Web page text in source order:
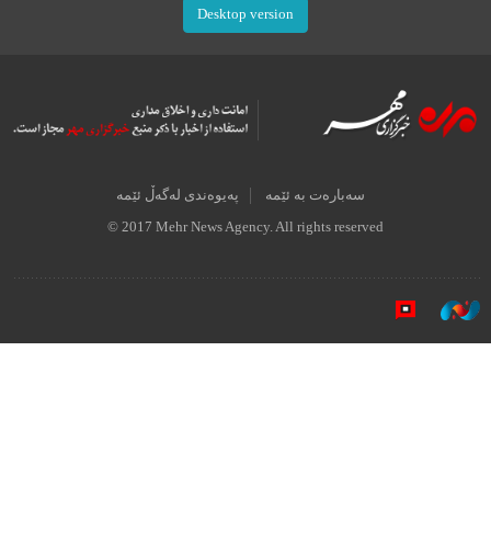
Desktop version
سەبارەت بە ئێمە پەیوەندی لەگەڵ ئێمە
© 2017 Mehr News Agency. All rights reserved